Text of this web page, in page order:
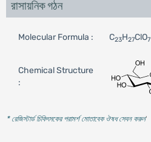
রাসায়নিক গঠন
Molecular Formula : C23H27ClO7
Chemical Structure
:
* রেজিস্টার্ড চিকিৎসকের পরামর্শ মোতাবেক ঔষধ সেবন করুন'